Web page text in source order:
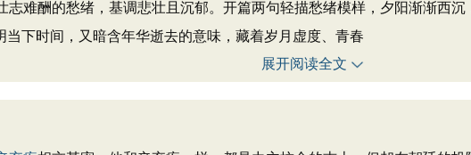
酬的愁绪，基调悲壮且沉郁。开篇两句轻描愁绪模样，夕阳渐渐西沉
当下时间，又暗含年华逝去的意味，藏着岁月虚度、青春
展开阅读全文